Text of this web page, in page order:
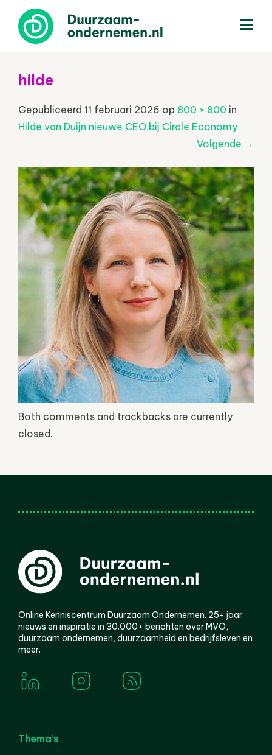
hilde
Gepubliceerd 11 februari 2026 op 800 × 800 in
Hilde van Duijn nieuwe CEO bij Circle Economy
Volgende →
Both comments and trackbacks are currently
closed.
Online Kenniscentrum Duurzaam Ondernemen. 25+ jaar
nieuws en inspiratie in 30.000+ berichten over MVO,
duurzaam ondernemen, duurzaamheid en bedrijfsleven en
meer.
Thema’s